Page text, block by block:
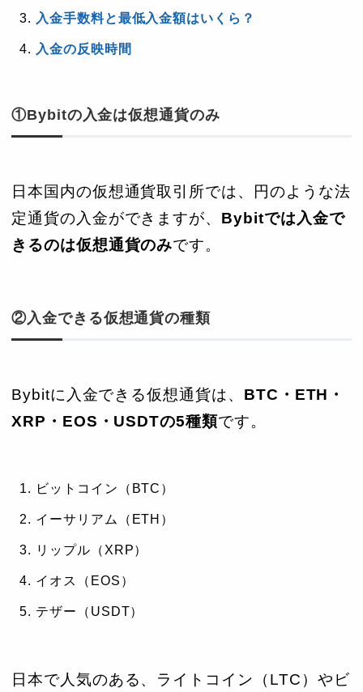
入金手数料と最低入金額はいくら？
入金の反映時間
①Bybitの入金は仮想通貨のみ
日本国内の仮想通貨取引所では、円のような法
定通貨の入金ができますが、 Bybitでは入金で
きるのは仮想通貨のみです。
②入金できる仮想通貨の種類
Bybitに入金できる仮想通貨は、 BTC・ETH・
XRP・EOS・USDTの5種類です。
ビットコイン（BTC）
イーサリアム（ETH）
リップル（XRP）
イオス（EOS）
テザー（USDT）
日本で人気のある、ライトコイン（LTC）やビ